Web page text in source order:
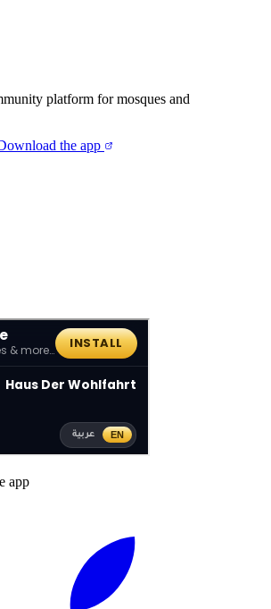
platform for mosques and
the app
app